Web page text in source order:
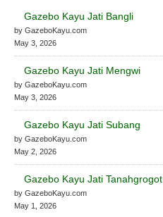
Gazebo Kayu Jati Bangli
by GazeboKayu.com
May 3, 2026
Gazebo Kayu Jati Mengwi
by GazeboKayu.com
May 3, 2026
Gazebo Kayu Jati Subang
by GazeboKayu.com
May 2, 2026
Gazebo Kayu Jati Tanahgrogot
by GazeboKayu.com
May 1, 2026